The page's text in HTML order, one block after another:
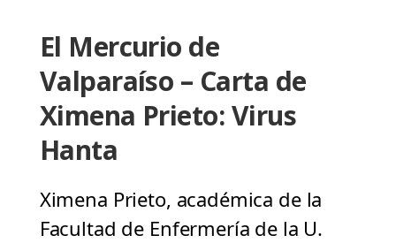
El Mercurio de
Valparaíso – Carta de
Ximena Prieto: Virus
Hanta
Ximena Prieto, académica de la
Facultad de Enfermería de la U.